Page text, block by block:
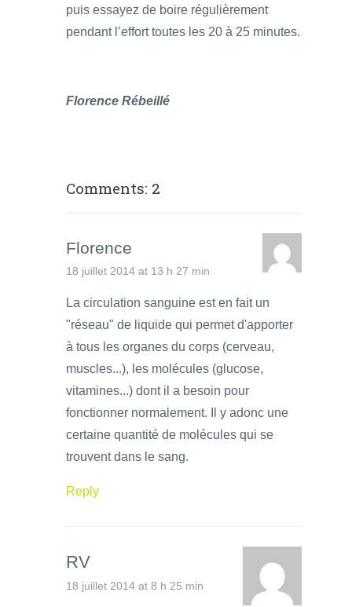
puis essayez de boire régulièrement
pendant l’effort toutes les 20 à 25 minutes.
Florence Rébeillé
Comments: 2
Florence
18 juillet 2014 at 13 h 27 min
La circulation sanguine est en fait un
"réseau" de liquide qui permet d'apporter
à tous les organes du corps (cerveau,
muscles...), les molécules (glucose,
vitamines...) dont il a besoin pour
fonctionner normalement. Il y adonc une
certaine quantité de molécules qui se
trouvent dans le sang.
Reply
RV
18 juillet 2014 at 8 h 25 min